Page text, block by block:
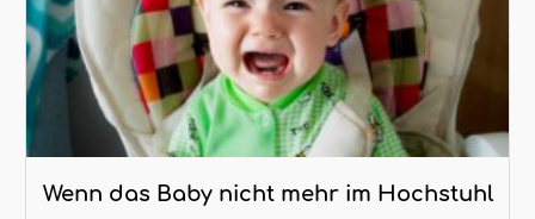
Wenn das Baby nicht mehr im Hochstuhl